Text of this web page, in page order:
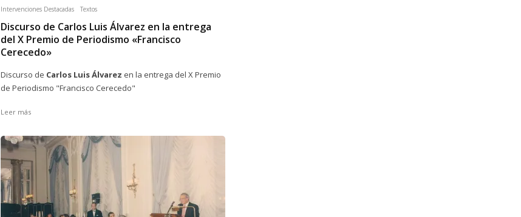
Intervenciones Destacadas Textos
Discurso de Carlos Luis Álvarez en la entrega
del X Premio de Periodismo «Francisco
Cerecedo»
Discurso de Carlos Luis Álvarez en la entrega del X Premio
de Periodismo "Francisco Cerecedo"
Leer más